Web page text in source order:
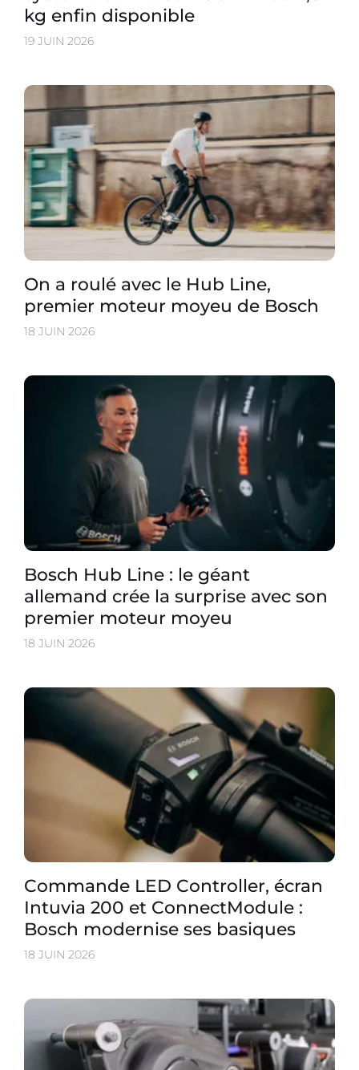
kg enfin disponible
19 JUIN 2026
On a roulé avec le Hub Line,
premier moteur moyeu de Bosch
18 JUIN 2026
Bosch Hub Line : le géant
allemand crée la surprise avec son
premier moteur moyeu
18 JUIN 2026
Commande LED Controller, écran
Intuvia 200 et ConnectModule :
Bosch modernise ses basiques
18 JUIN 2026